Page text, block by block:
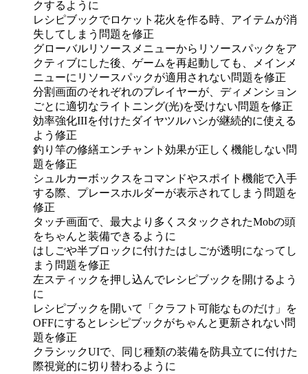
クするように
レシピブックでロケット花火を作る時、アイテムが消
失してしまう問題を修正
グローバルリソースメニューからリソースパックをア
クティブにした後、ゲームを再起動しても、メインメ
ニューにリソースパックが適用されない問題を修正
分割画面のそれぞれのプレイヤーが、ディメンション
ごとに適切なライトニング(光)を受けない問題を修正
効率強化IIIを付けたダイヤツルハシが継続的に使える
よう修正
釣り竿の修繕エンチャント効果が正しく機能しない問
題を修正
シュルカーボックスをコマンドやスポイト機能で入手
する際、プレースホルダーが表示されてしまう問題を
修正
タッチ画面で、最大より多くスタックされたMobの頭
をちゃんと装備できるように
はしごや半ブロックに付けたはしごが透明になってし
まう問題を修正
左スティックを押し込んでレシピブックを開けるよう
に
レシピブックを開いて「クラフト可能なものだけ」を
OFFにするとレシピブックがちゃんと更新されない問
題を修正
クラシックUIで、同じ種類の装備を防具立てに付けた
際視覚的に切り替わるように